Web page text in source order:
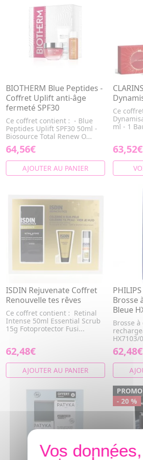
BIOTHERM Blue Peptides -
Coffret Uplift anti-âge
fermeté SPF30
Ce coffret contient : - Blue
Peptides Uplift SPF30 50ml -
Biosource Total Renew O...
64,56€
AJOUTER AU PANIER
Ce
ml - 1
63,52€
ISDIN Rejuvenate Coffret
Renouvelle tes rêves
Ce coffret contient : Retinal
Intense 50ml Essential Scrub
15g Fotoprotector Fusi...
62,48€
AJOUTER AU PANIER
Brosse
Bleue
Brosse
HX7103/
62,48€
PROMO
- 20 %